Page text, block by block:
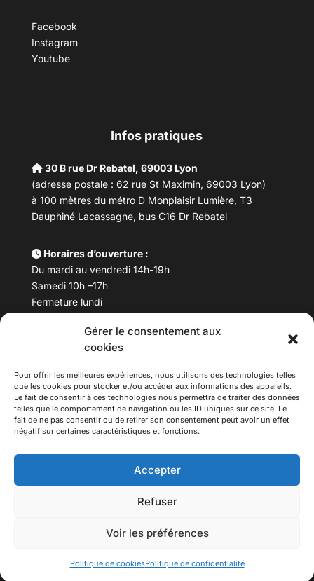
Gérer le consentement aux
cookies
Pour offrir les meilleures expériences, nous utilisons des technologies telles
que les cookies pour stocker et/ou accéder aux informations des appareils.
Le fait de consentir à ces technologies nous permettra de traiter des données
telles que le comportement de navigation ou les ID uniques sur ce site. Le
fait de ne pas consentir ou de retirer son consentement peut avoir un effet
négatif sur certaines caractéristiques et fonctions.
Accepter
Refuser
Voir les préférences
Politique de cookiesPolitique de confidentialité
Facebook
Instagram
Youtube
Infos pratiques
30 B rue Dr Rebatel, 69003 Lyon
(adresse postale : 62 rue St Maximin, 69003 Lyon)
à 100 mètres du métro D Monplaisir Lumière, T3
Dauphiné Lacassagne, bus C16 Dr Rebatel
Horaires d’ouverture :
Du mardi au vendredi 14h-19h
Samedi 10h –17h
Fermeture lundi
Téléphone : 04 78 53 06 40
maisondesculturesasiatiques@asiexpo.com
Tous droits réservés.